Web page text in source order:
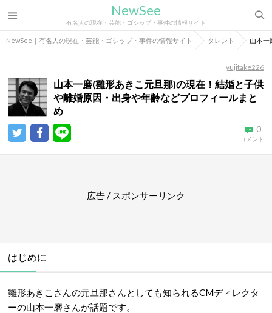
NewSee
有名人の現在・芸能・ゴシップ・事件の情報サイト
NewSee｜有名人の現在・芸能・ゴシップ・事件の情報サイト タレント 山本一
yujitake226
山本一磨(雛形あきこ元旦那)の現在！結婚と子供
や離婚原因・出身や年齢などプロフィールまと
め
0
コメント
広告 / スポンサーリンク
はじめに
雛形あきこさんの元旦那さんとしても知られるCMディレクタ
ーの山本一磨さんが話題です。